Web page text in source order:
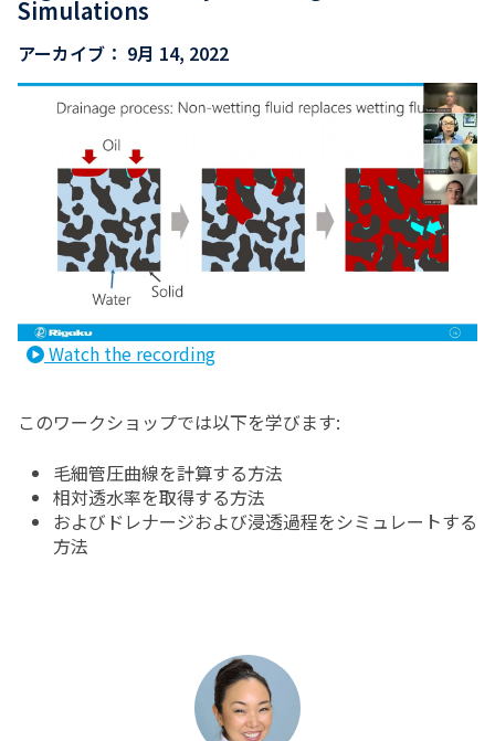
Simulations
アーカイブ： 9月 14, 2022
Watch the recording
このワークショップでは以下を学びます:
毛細管圧曲線を計算する方法
相対透水率を取得する方法
およびドレナージおよび浸透過程をシミュレートする
方法